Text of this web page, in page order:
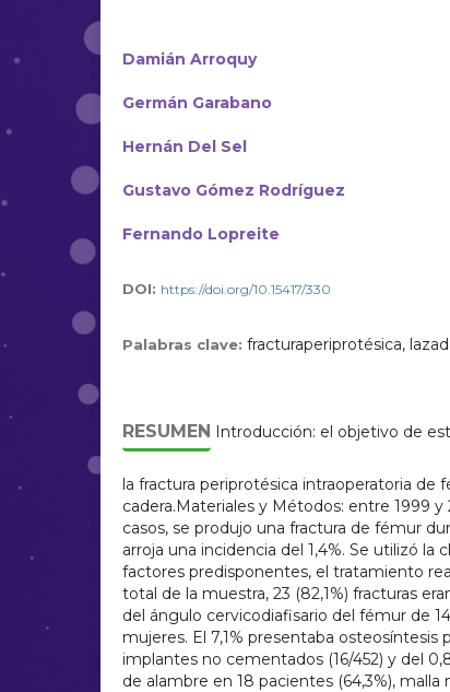
Damián Arroquy
Germán Garabano
Hernán Del Sel
Gustavo Gómez Rodríguez
Fernando Lopreite
DOI: https://doi.org/10.15417/330
Palabras clave: fracturaperiprotésica,
RESUMEN Introducción: el objetivo de
la fractura periprotésica intraoperatoria de
cadera.Materiales y Métodos: entre 1999
casos, se produjo una fractura de fémur
arroja una incidencia del 1,4%. Se utilizó
factores predisponentes, el tratamiento
total de la muestra, 23 (82,1%) fracturas
del ángulo cervicodiafisario del fémur de
mujeres. El 7,1% presentaba osteosíntesis
implantes no cementados (16/452) y del
de alambre en 18 pacientes (64,3%),